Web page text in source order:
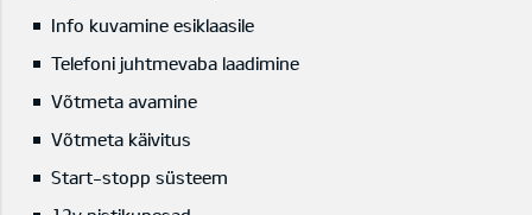
Info kuvamine esiklaasile
Telefoni juhtmevaba laadimine
Võtmeta avamine
Võtmeta käivitus
Start-stopp süsteem